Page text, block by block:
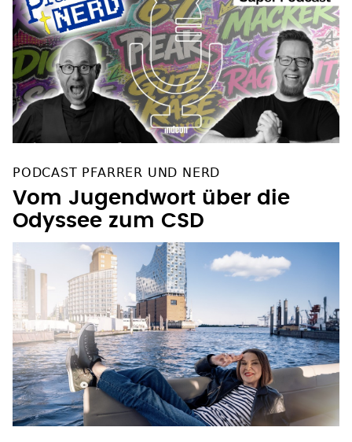
PODCAST PFARRER UND NERD
Vom Jugendwort über die
Odyssee zum CSD